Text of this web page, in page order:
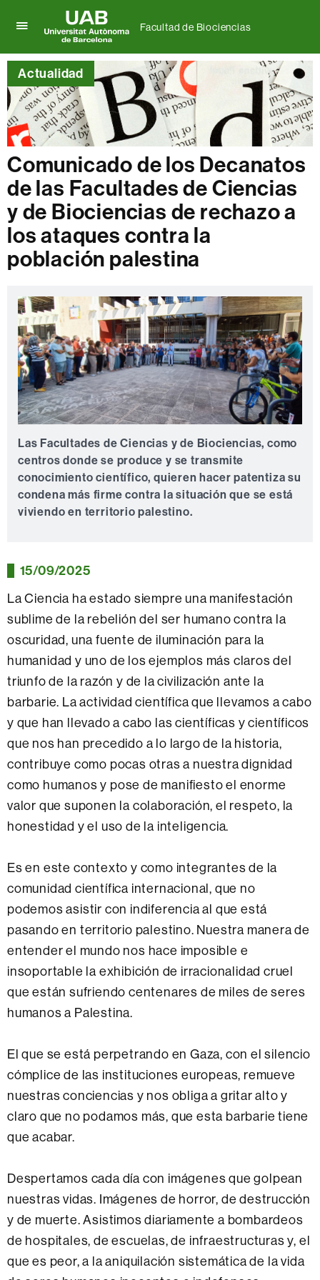
aquí
para
desplegar
el
menú
de
Facultad
de
Biociencias
Universitat
Autònoma
de
Barcelona
Facultad de Biociencias
Actualidad
Comunicado de los Decanatos
de las Facultades de Ciencias
y de Biociencias de rechazo a
los ataques contra la
población palestina
Las Facultades de Ciencias y de Biociencias, como
centros donde se produce y se transmite
conocimiento científico, quieren hacer patentiza su
condena más firme contra la situación que se está
viviendo en territorio palestino.
15/09/2025
La Ciencia ha estado siempre una manifestación
sublime de la rebelión del ser humano contra la
oscuridad, una fuente de iluminación para la
humanidad y uno de los ejemplos más claros del
triunfo de la razón y de la civilización ante la
barbarie. La actividad científica que llevamos a cabo
y que han llevado a cabo las científicas y científicos
que nos han precedido a lo largo de la historia,
contribuye como pocas otras a nuestra dignidad
como humanos y pose de manifiesto el enorme
valor que suponen la colaboración, el respeto, la
honestidad y el uso de la inteligencia.
Es en este contexto y como integrantes de la
comunidad científica internacional, que no
podemos asistir con indiferencia al que está
pasando en territorio palestino. Nuestra manera de
entender el mundo nos hace imposible e
insoportable la exhibición de irracionalidad cruel
que están sufriendo centenares de miles de seres
humanos a Palestina.
El que se está perpetrando en Gaza, con el silencio
cómplice de las instituciones europeas, remueve
nuestras conciencias y nos obliga a gritar alto y
claro que no podamos más, que esta barbarie tiene
que acabar.
Despertamos cada día con imágenes que golpean
nuestras vidas. Imágenes de horror, de destrucción
y de muerte. Asistimos diariamente a bombardeos
de hospitales, de escuelas, de infraestructuras y, el
que es peor, a la aniquilación sistemática de la vida